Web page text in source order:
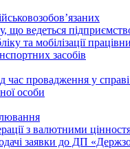
що ведеться
та мобілізації
засобів
час провадження у
особи
з валютними
заявки до ДП